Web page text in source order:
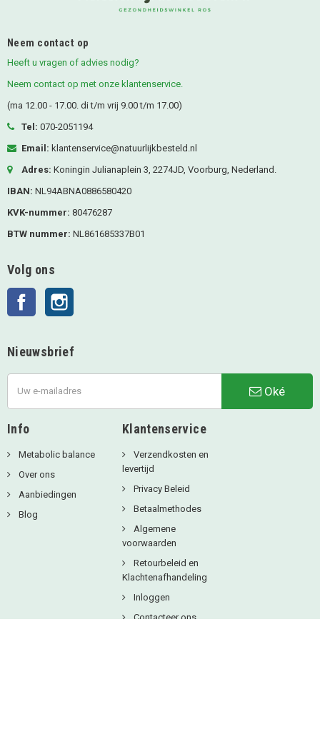
Neem contact op
Heeft u vragen of advies nodig?
Neem contact op met onze klantenservice.
(ma 12.00 - 17.00. di t/m vrij 9.00 t/m 17.00)
Tel: 070-2051194
Email: klantenservice@natuurlijkbesteld.nl
Adres: Koningin Julianaplein 3, 2274JD, Voorburg, Nederland.
IBAN: NL94ABNA0886580420
KVK-nummer: 80476287
BTW nummer: NL861685337B01
Volg ons
Facebook
Nieuwsbrief
Oké
Info
Metabolic balance
Over ons
Aanbiedingen
Blog
Klantenservice
Verzendkosten en
levertijd
Privacy Beleid
Betaalmethodes
Algemene
voorwaarden
Retourbeleid en
Klachtenafhandeling
Inloggen
Contacteer ons